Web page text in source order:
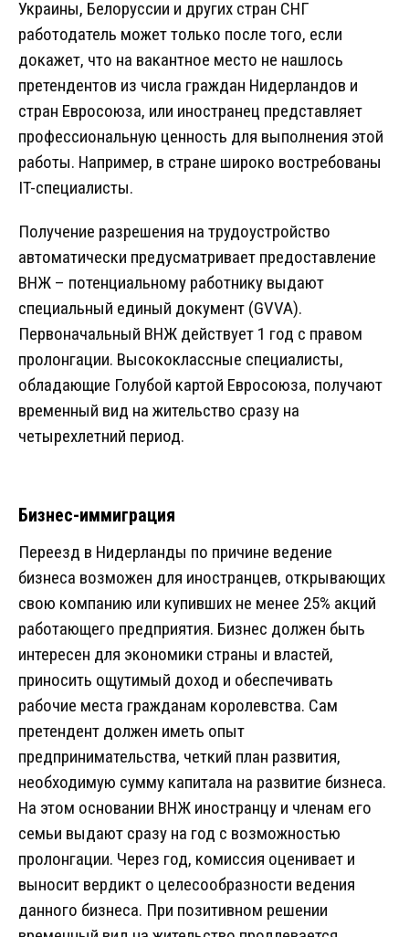
Украины, Белоруссии и других стран СНГ
работодатель может только после того, если
докажет, что на вакантное место не нашлось
претендентов из числа граждан Нидерландов и
стран Евросоюза, или иностранец представляет
профессиональную ценность для выполнения этой
работы. Например, в стране широко востребованы
IT-специалисты.
Получение разрешения на трудоустройство
автоматически предусматривает предоставление
ВНЖ – потенциальному работнику выдают
специальный единый документ (GVVA).
Первоначальный ВНЖ действует 1 год с правом
пролонгации. Высококлассные специалисты,
обладающие Голубой картой Евросоюза, получают
временный вид на жительство сразу на
четырехлетний период.
Бизнес-иммиграция
Переезд в Нидерланды по причине ведение
бизнеса возможен для иностранцев, открывающих
свою компанию или купивших не менее 25% акций
работающего предприятия. Бизнес должен быть
интересен для экономики страны и властей,
приносить ощутимый доход и обеспечивать
рабочие места гражданам королевства. Сам
претендент должен иметь опыт
предпринимательства, четкий план развития,
необходимую сумму капитала на развитие бизнеса.
На этом основании ВНЖ иностранцу и членам его
семьи выдают сразу на год с возможностью
пролонгации. Через год, комиссия оценивает и
выносит вердикт о целесообразности ведения
данного бизнеса. При позитивном решении